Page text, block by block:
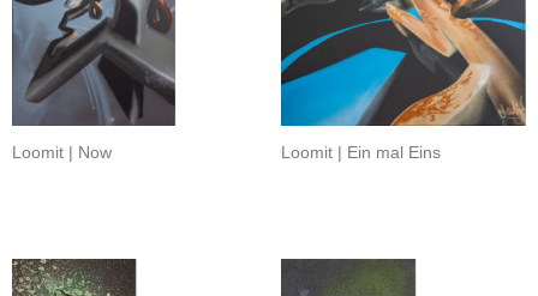
Loomit | Now Loomit | Ein mal Eins